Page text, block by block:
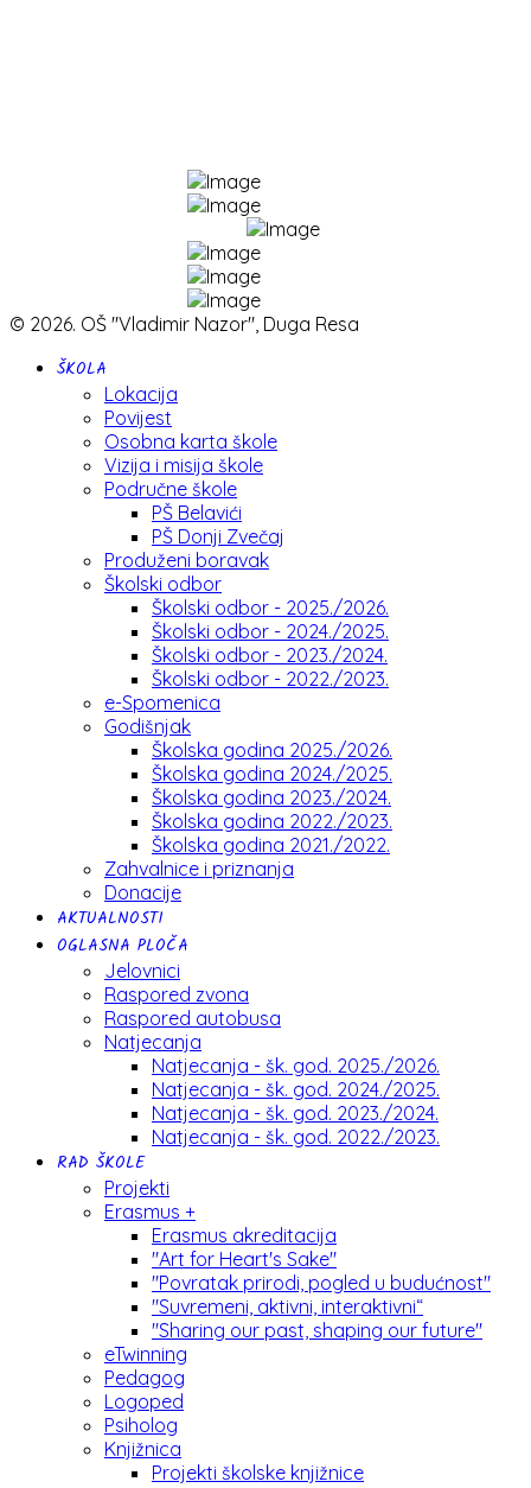
© 2026. OŠ "Vladimir Nazor", Duga Resa
ŠKOLA
Lokacija
Povijest
Osobna karta škole
Vizija i misija škole
Područne škole
PŠ Belavići
PŠ Donji Zvečaj
Produženi boravak
Školski odbor
Školski odbor - 2025./2026.
Školski odbor - 2024./2025.
Školski odbor - 2023./2024.
Školski odbor - 2022./2023.
e-Spomenica
Godišnjak
Školska godina 2025./2026.
Školska godina 2024./2025.
Školska godina 2023./2024.
Školska godina 2022./2023.
Školska godina 2021./2022.
Zahvalnice i priznanja
Donacije
AKTUALNOSTI
OGLASNA PLOČA
Jelovnici
Raspored zvona
Raspored autobusa
Natjecanja
Natjecanja - šk. god. 2025./2026.
Natjecanja - šk. god. 2024./2025.
Natjecanja - šk. god. 2023./2024.
Natjecanja - šk. god. 2022./2023.
RAD ŠKOLE
Projekti
Erasmus +
Erasmus akreditacija
"Art for Heart's Sake"
"Povratak prirodi, pogled u budućnost"
"Suvremeni, aktivni, interaktivni“
"Sharing our past, shaping our future"
eTwinning
Pedagog
Logoped
Psiholog
Knjižnica
Projekti školske knjižnice